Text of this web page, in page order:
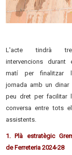
L'acte tindrà
intervencions durant
matí per finalitzar
jornada amb un dinar
peu dret per facilitar
conversa entre tots
assistents.
1. Plà estratègic
de Ferreteria 2024-28